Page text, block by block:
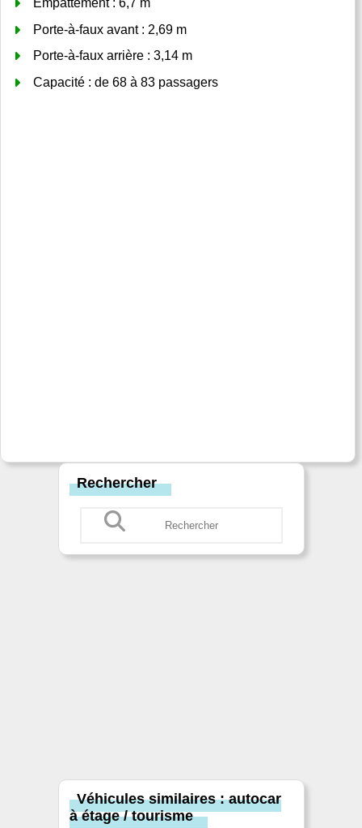
Empattement : 6,7 m
Porte-à-faux avant : 2,69 m
Porte-à-faux arrière : 3,14 m
Capacité : de 68 à 83 passagers
Rechercher
Véhicules similaires : autocar
à étage / tourisme